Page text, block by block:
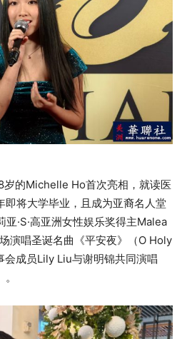
岁的Michelle Ho首次亮相，就读医
将大学毕业，且成为亚裔名人堂
·S·高亚洲女性娱乐奖得主Malea
演唱圣诞名曲《平安夜》（O Holy
成员Lily Liu与谢明锦共同演唱